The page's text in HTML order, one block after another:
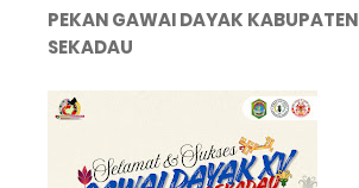
PEKAN GAWAI DAYAK KABUPATEN
SEKADAU